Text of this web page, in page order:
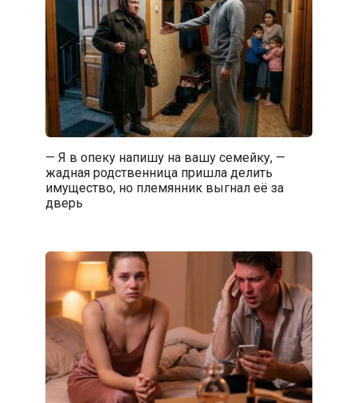
— Я в опеку напишу на вашу семейку, —
жадная родственница пришла делить
имущество, но племянник выгнал её за
дверь